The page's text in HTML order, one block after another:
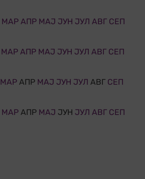
МАР АПР МАЈ ЈУН ЈУЛ АВГ СЕП
МАР АПР МАЈ ЈУН ЈУЛ АВГ СЕП
МАР АПР МАЈ ЈУН ЈУЛ АВГ СЕП
МАР АПР МАЈ ЈУН ЈУЛ АВГ СЕП